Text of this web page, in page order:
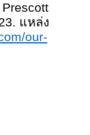
แหล่ง
our-